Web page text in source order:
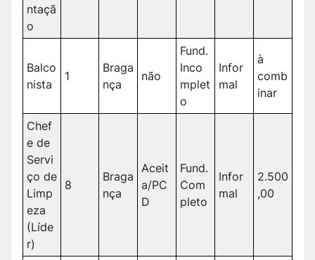
ntaçã
o
Balco
nista
1
Braga
nça
não
Fund.
Inco
mplet
o
Infor
mal
à
comb
inar
Chef
e de
Servi
ço de
Limp
eza
(Líde
r)
8
Braga
nça
Aceit
a/PC
D
Fund.
Com
pleto
Infor
mal
2.500
,00